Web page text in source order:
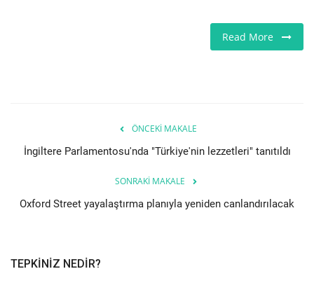
Read More
ÖNCEKI MAKALE
İngiltere Parlamentosu'nda "Türkiye'nin lezzetleri" tanıtıldı
SONRAKI MAKALE
Oxford Street yayalaştırma planıyla yeniden canlandırılacak
TEPKINIZ NEDIR?